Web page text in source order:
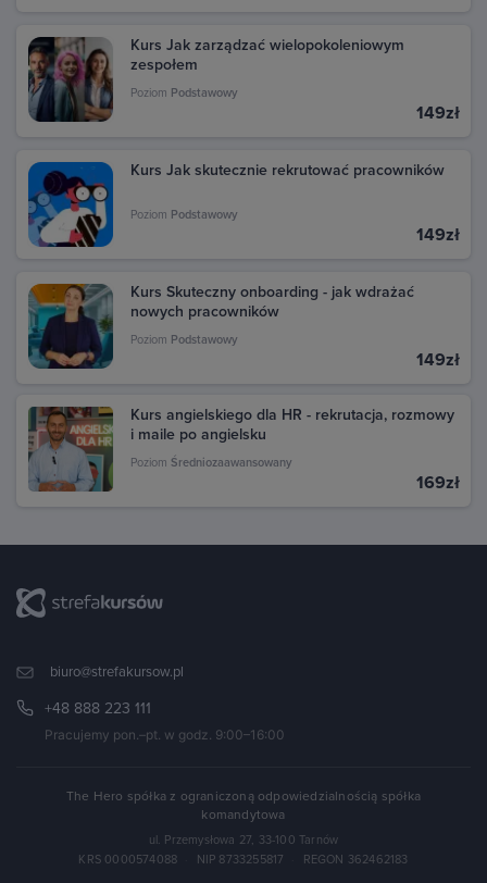
Kurs Jak zarządzać wielopokoleniowym
zespołem
Poziom Podstawowy
149zł
Kurs Jak skutecznie rekrutować pracowników
Poziom Podstawowy
149zł
Kurs Skuteczny onboarding - jak wdrażać
nowych pracowników
Poziom Podstawowy
149zł
Kurs angielskiego dla HR - rekrutacja, rozmowy
i maile po angielsku
Poziom Średniozaawansowany
169zł
biuro@strefakursow.pl
+48 888 223 111
Pracujemy pon.–pt. w godz. 9:00–16:00
The Hero spółka z ograniczoną odpowiedzialnością spółka
komandytowa
ul. Przemysłowa 27, 33-100 Tarnów
KRS 0000574088
NIP 8733255817 REGON 362462183